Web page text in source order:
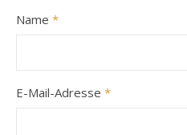
Name *
E-Mail-Adresse *